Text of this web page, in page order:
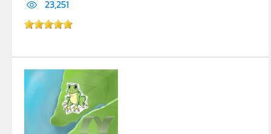
23,251